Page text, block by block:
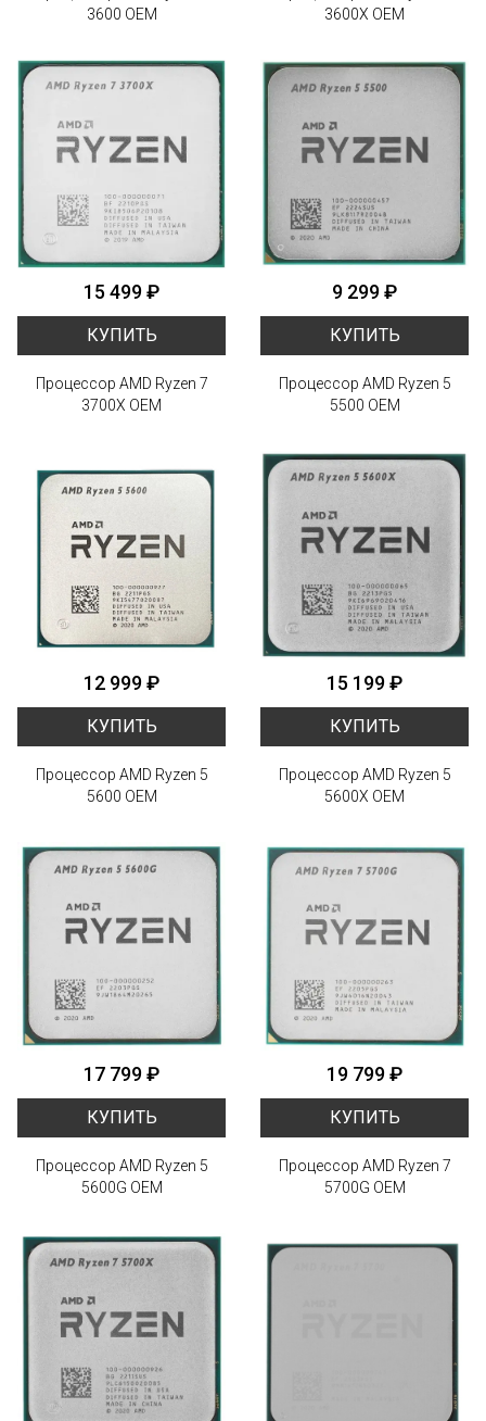
3600 OEM
3600X OEM
15 499 ₽
КУПИТЬ
Процессор AMD Ryzen 7
3700X OEM
9 299 ₽
КУПИТЬ
Процессор AMD Ryzen 5
5500 OEM
12 999 ₽
КУПИТЬ
Процессор AMD Ryzen 5
5600 OEM
15 199 ₽
КУПИТЬ
Процессор AMD Ryzen 5
5600X OEM
17 799 ₽
КУПИТЬ
Процессор AMD Ryzen 5
5600G OEM
19 799 ₽
КУПИТЬ
Процессор AMD Ryzen 7
5700G OEM